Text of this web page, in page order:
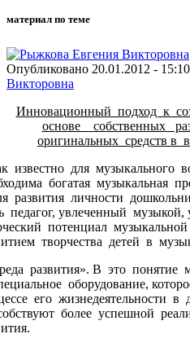
материал по теме
Опубликовано 20.01.2012 -
Викторовна
Инновационный подход к
основе собственных
оригинальных средств в
для музыкального
богатая музыкальная
развития личности
педагог, увлеченный
потенциал
творчества детей в
развития». В это понятие
оборудование,
его жизнедеятельности в
более успешной